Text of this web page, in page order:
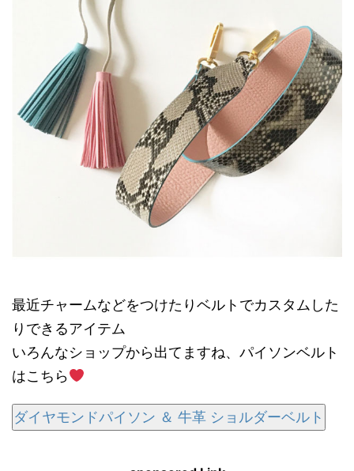
最近チャームなどをつけたりベルトでカスタムした
りできるアイテム
いろんなショップから出てますね、パイソンベルト
はこちら
ダイヤモンドパイソン ＆ 牛革 ショルダーベルト